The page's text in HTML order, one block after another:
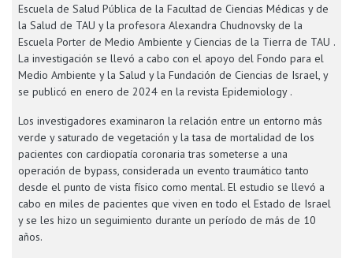
Escuela de Salud Pública de la Facultad de Ciencias Médicas y de
la Salud de TAU y la profesora Alexandra Chudnovsky de la
Escuela Porter de Medio Ambiente y Ciencias de la Tierra de TAU .
La investigación se llevó a cabo con el apoyo del Fondo para el
Medio Ambiente y la Salud y la Fundación de Ciencias de Israel, y
se publicó en enero de 2024 en la revista Epidemiology .
Los investigadores examinaron la relación entre un entorno más
verde y saturado de vegetación y la tasa de mortalidad de los
pacientes con cardiopatía coronaria tras someterse a una
operación de bypass, considerada un evento traumático tanto
desde el punto de vista físico como mental. El estudio se llevó a
cabo en miles de pacientes que viven en todo el Estado de Israel
y se les hizo un seguimiento durante un período de más de 10
años.